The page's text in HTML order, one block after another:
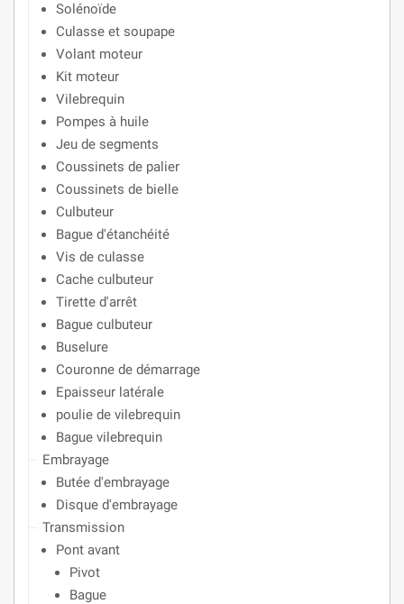
Solénoïde
Culasse et soupape
Volant moteur
Kit moteur
Vilebrequin
Pompes à huile
Jeu de segments
Coussinets de palier
Coussinets de bielle
Culbuteur
Bague d'étanchéité
Vis de culasse
Cache culbuteur
Tirette d'arrêt
Bague culbuteur
Buselure
Couronne de démarrage
Epaisseur latérale
poulie de vilebrequin
Bague vilebrequin
Embrayage
Butée d'embrayage
Disque d'embrayage
Transmission
Pont avant
Pivot
Bague